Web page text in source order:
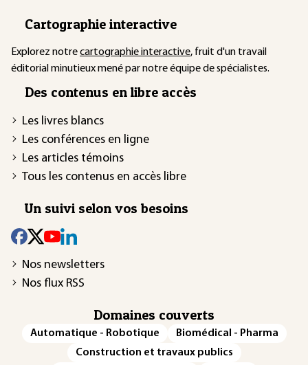
Cartographie interactive
Explorez notrecartographie interactive, fruit d'un travail
éditorial minutieux mené par notre équipe de spécialistes.
Des contenus en libre accès
Les livres blancs
Les conférences en ligne
Les articles témoins
Tous les contenus en accès libre
Un suivi selon vos besoins
Nos newsletters
Nos flux RSS
Domaines couverts
Automatique - Robotique
Biomédical - Pharma
Construction et travaux publics